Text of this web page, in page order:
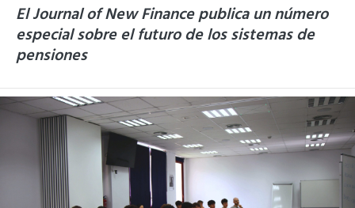
El Journal of New Finance publica un número
especial sobre el futuro de los sistemas de
pensiones